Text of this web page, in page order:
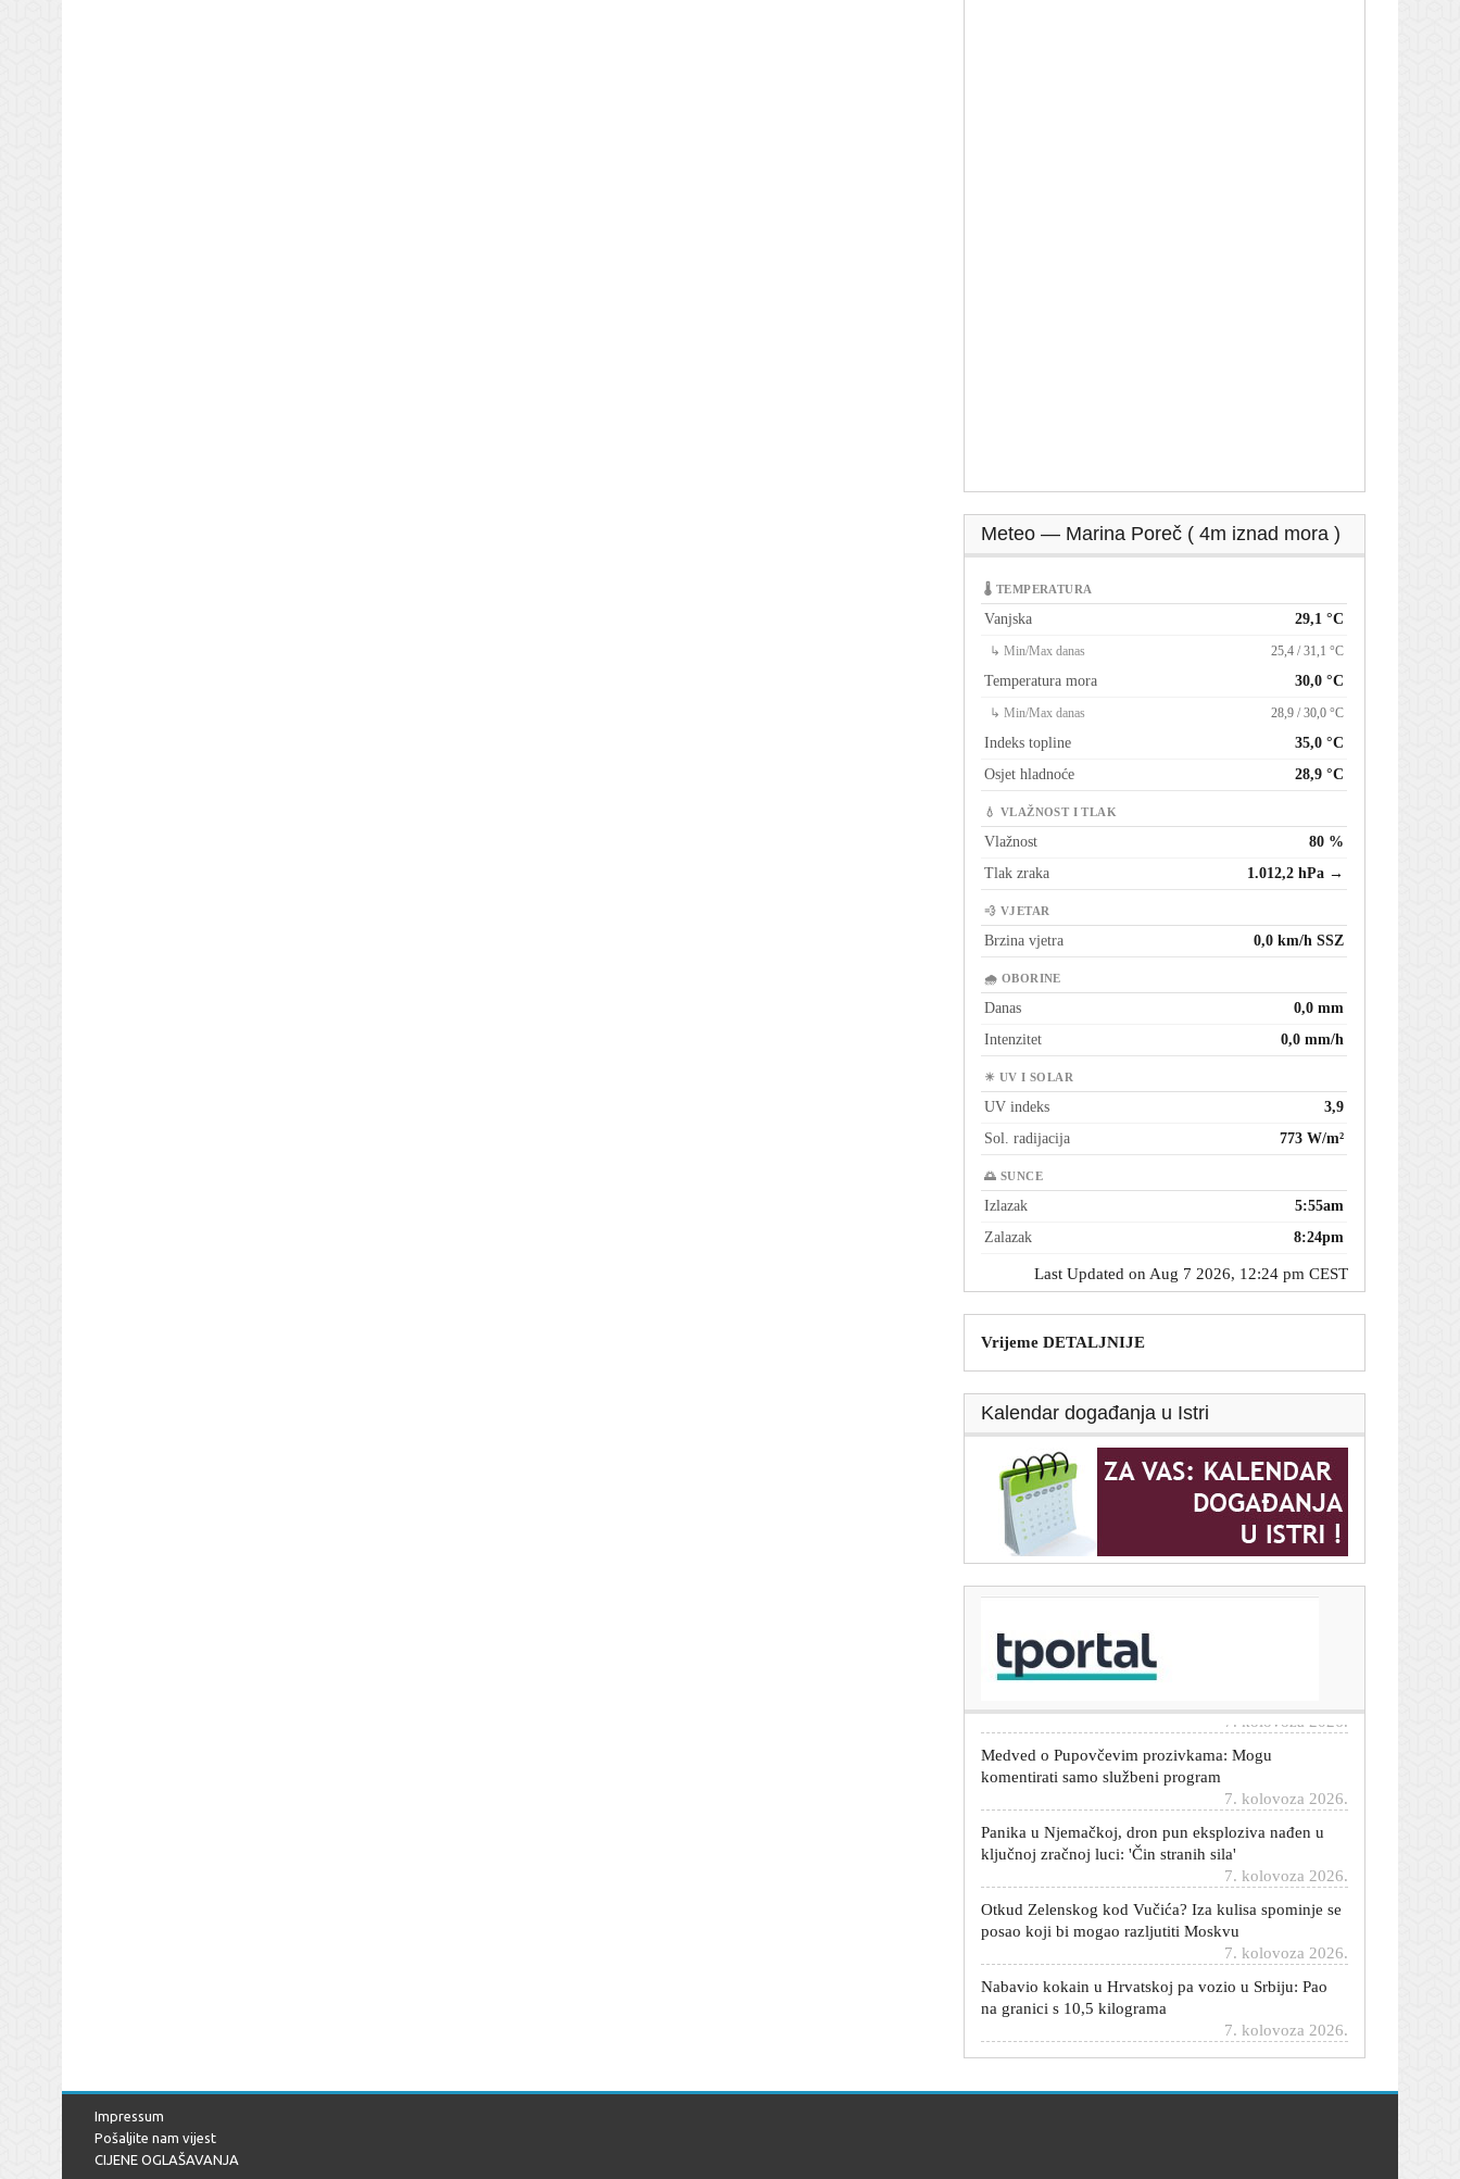
Meteo — Marina Poreč ( 4m iznad mora )
🌡 TEMPERATURA
Vanjska 29,1 °C
↳ Min/Max danas 25,4 / 31,1 °C
Temperatura mora 30,0 °C
↳ Min/Max danas 28,9 / 30,0 °C
Indeks topline
35,0 °C
Osjet hladnoće
28,9 °C
💧 VLAŽNOST I TLAK
Vlažnost
80 %
Tlak zraka
1.012,2 hPa →
💨 VJETAR
Brzina vjetra 0,0 km/h SSZ
🌧 OBORINE
Danas
0,0 mm
Intenzitet
0,0 mm/h
☀ UV I SOLAR
UV indeks
3,9
Sol. radijacija
773 W/m²
🌅 SUNCE
Izlazak
5:55am
Zalazak
8:24pm
Last Updated on Aug 7 2026, 12:24 pm CEST
Vrijeme DETALJNIJE
Kalendar događanja u Istri
Hrvatski reprezentativac mogao bi napraviti veliki
transfer: Benfica ga ozbiljno želi
Medved o Pupovčevim prozivkama: Mogu
komentirati samo službeni program
Panika u Njemačkoj, dron pun eksploziva nađen u
ključnoj zračnoj luci: 'Čin stranih sila'
7. kolovoza 2026.
Otkud Zelenskog kod Vučića? Iza kulisa spominje se
posao koji bi mogao razljutiti Moskvu
7. kolovoza 2026.
Nabavio kokain u Hrvatskoj pa vozio u Srbiju: Pao
na granici s 10,5 kilograma
Ibrica Jusić o ljubavi u osmom desetljeću: 'Danas me
napadaju više nego ikad...'
Impressum
Pošaljite nam vijest
CIJENE OGLAŠAVANJA